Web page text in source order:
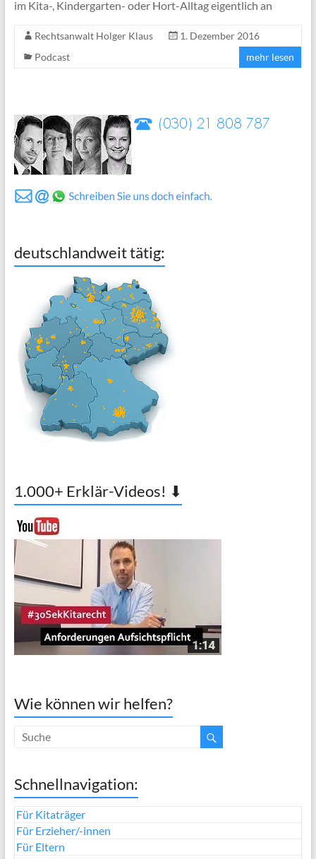
im Kita-, Kindergarten- oder Hort-Alltag eigentlich an
Rechtsanwalt Holger Klaus
1. Dezember 2016
Podcast
mehr lesen
deutschlandweit tätig:
1.000+ Erklär-Videos! ⬇
Wie können wir helfen?
Schnellnavigation:
Für Kitaträger
Für Erzieher/-innen
Für Eltern